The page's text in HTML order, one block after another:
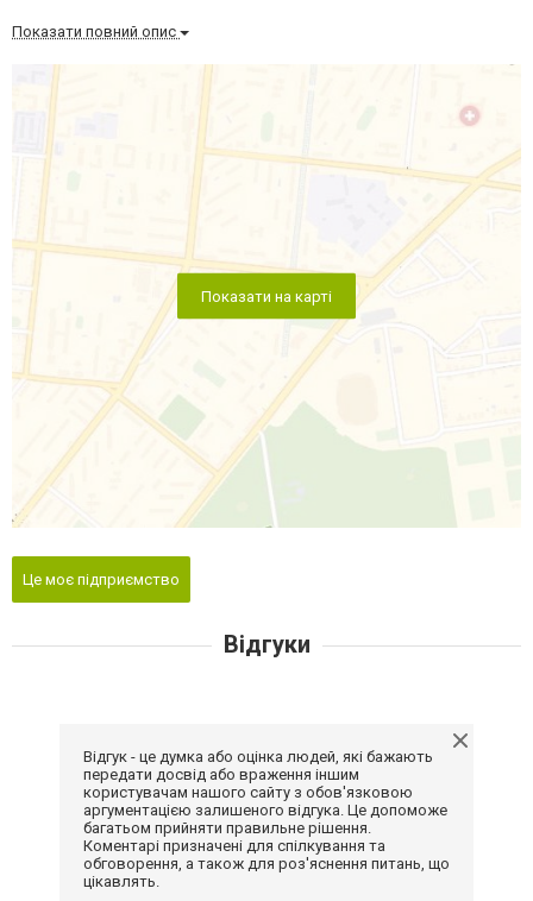
Показати повний опис
Показати на карті
Це моє підприємство
Відгуки
Відгук - це думка або оцінка людей, які бажають
передати досвід або враження іншим
користувачам нашого сайту з обов'язковою
аргументацією залишеного відгука. Це допоможе
багатьом прийняти правильне рішення.
Коментарі призначені для спілкування та
обговорення, а також для роз'яснення питань, що
цікавлять.